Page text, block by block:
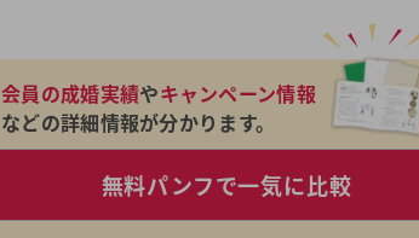
会員の成婚実績やキャンペーン情報
などの詳細情報が分かります。
無料パンフで一気に比較